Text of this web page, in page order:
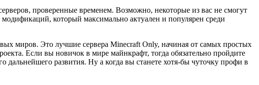
проверенные временем. Возможно, некоторые из вас не смогут
который максимально актуален и популярен среди
миров. Это лучшие сервера Minecraft Only, начиная от самых простых
Если вы новичок в мире майнкрафт, тогда обязательно пройдите
развития. Ну а когда вы станете хотя-бы чуточку профи в